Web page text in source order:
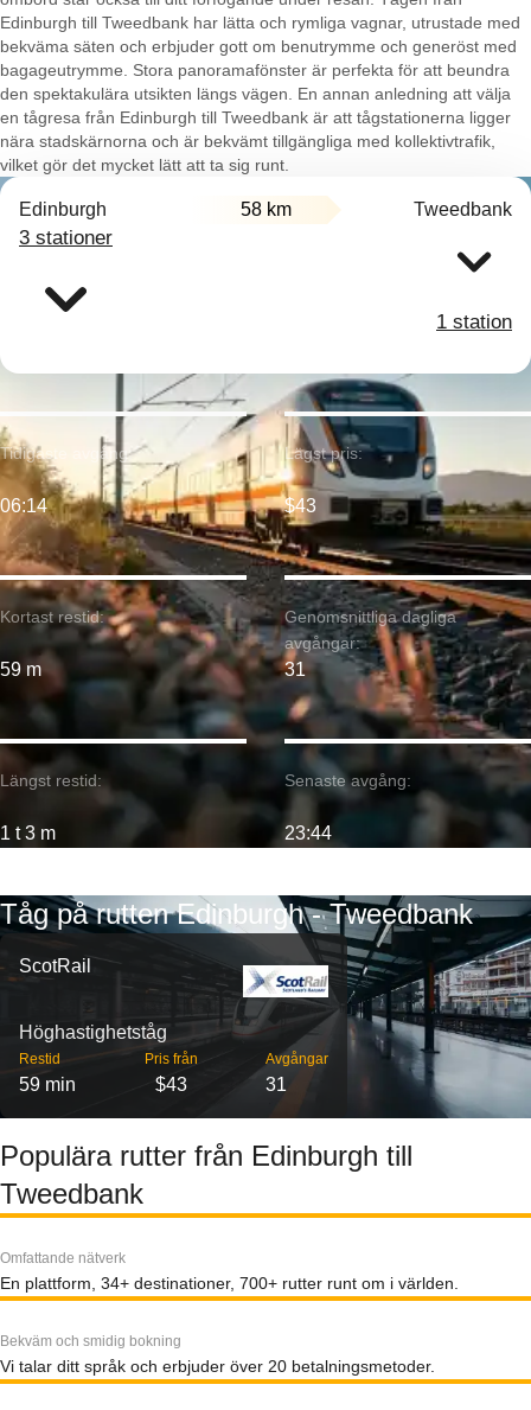
Edinburgh till Tweedbank har lätta och rymliga vagnar, utrustade med
bekväma säten och erbjuder gott om benutrymme och generöst med
bagageutrymme. Stora panoramafönster är perfekta för att beundra
den spektakulära utsikten längs vägen. En annan anledning att välja
en tågresa från Edinburgh till Tweedbank är att tågstationerna ligger
nära stadskärnorna och är bekvämt tillgängliga med kollektivtrafik,
vilket gör det mycket lätt att ta sig runt.
Edinburgh 58 km Tweedbank
3 stationer
1 station
Kortast restid:
59 m
Tidigaste avgång:
06:14
Längst restid:
1 t 3 m
Lägst pris:
$43
Genomsnittliga dagliga
avgångar:
31
Senaste avgång:
23:44
Tåg på rutten Edinburgh - Tweedbank
ScotRail
Höghastighetståg
Restid
59 min
Pris från
$43
Avgångar
31
Populära rutter från Edinburgh till
Tweedbank
Omfattande nätverk
En plattform, 34+ destinationer, 700+ rutter runt om i världen.
Bekväm och smidig bokning
Vi talar ditt språk och erbjuder över 20 betalningsmetoder.